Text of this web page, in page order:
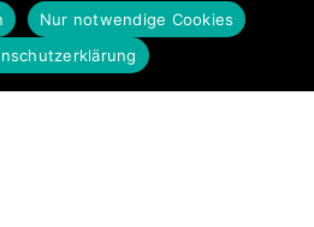
Nur notwendige Cookies